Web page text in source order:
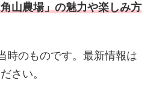
山農場」の魅力や楽しみ方
時のものです。最新情報は
さい。